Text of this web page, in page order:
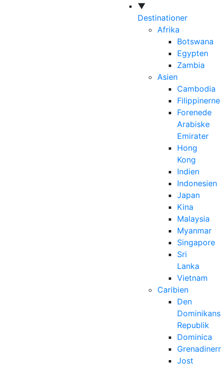
▼
Destinationer
Afrika
Botswana
Egypten
Zambia
Asien
Cambodia
Filippinerne
Forenede
Arabiske
Emirater
Hong
Kong
Indien
Indonesien
Japan
Kina
Malaysia
Myanmar
Singapore
Sri
Lanka
Vietnam
Caribien
Den
Republik
Dominica
Jost